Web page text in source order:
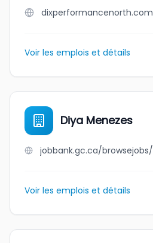
dixperformancenorth.com
Voir les emplois et détails
Diya Menezes
Voir les emplois et détails